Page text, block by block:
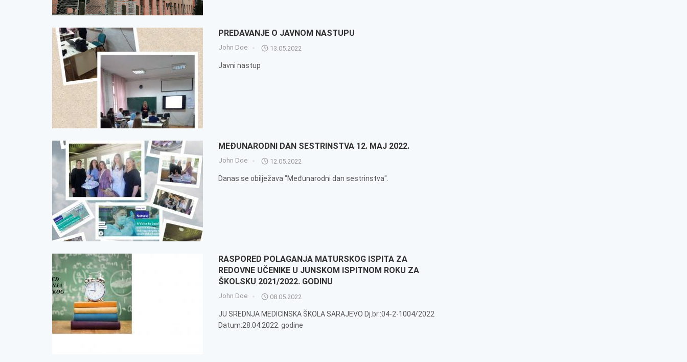
PREDAVANJE O JAVNOM NASTUPU
John Doe 13.05.2022
Javni nastup
MEĐUNARODNI DAN SESTRINSTVA 12. MAJ 2022.
John Doe 12.05.2022
Danas se obilježava "Međunarodni dan sestrinstva".
RASPORED POLAGANJA MATURSKOG ISPITA ZA
REDOVNE UČENIKE U JUNSKOM ISPITNOM ROKU ZA
ŠKOLSKU 2021/2022. GODINU
John Doe 08.05.2022
JU SREDNJA MEDICINSKA ŠKOLA SARAJEVO Dj.br.:04-2-1004/2022
Datum:28.04.2022. godine